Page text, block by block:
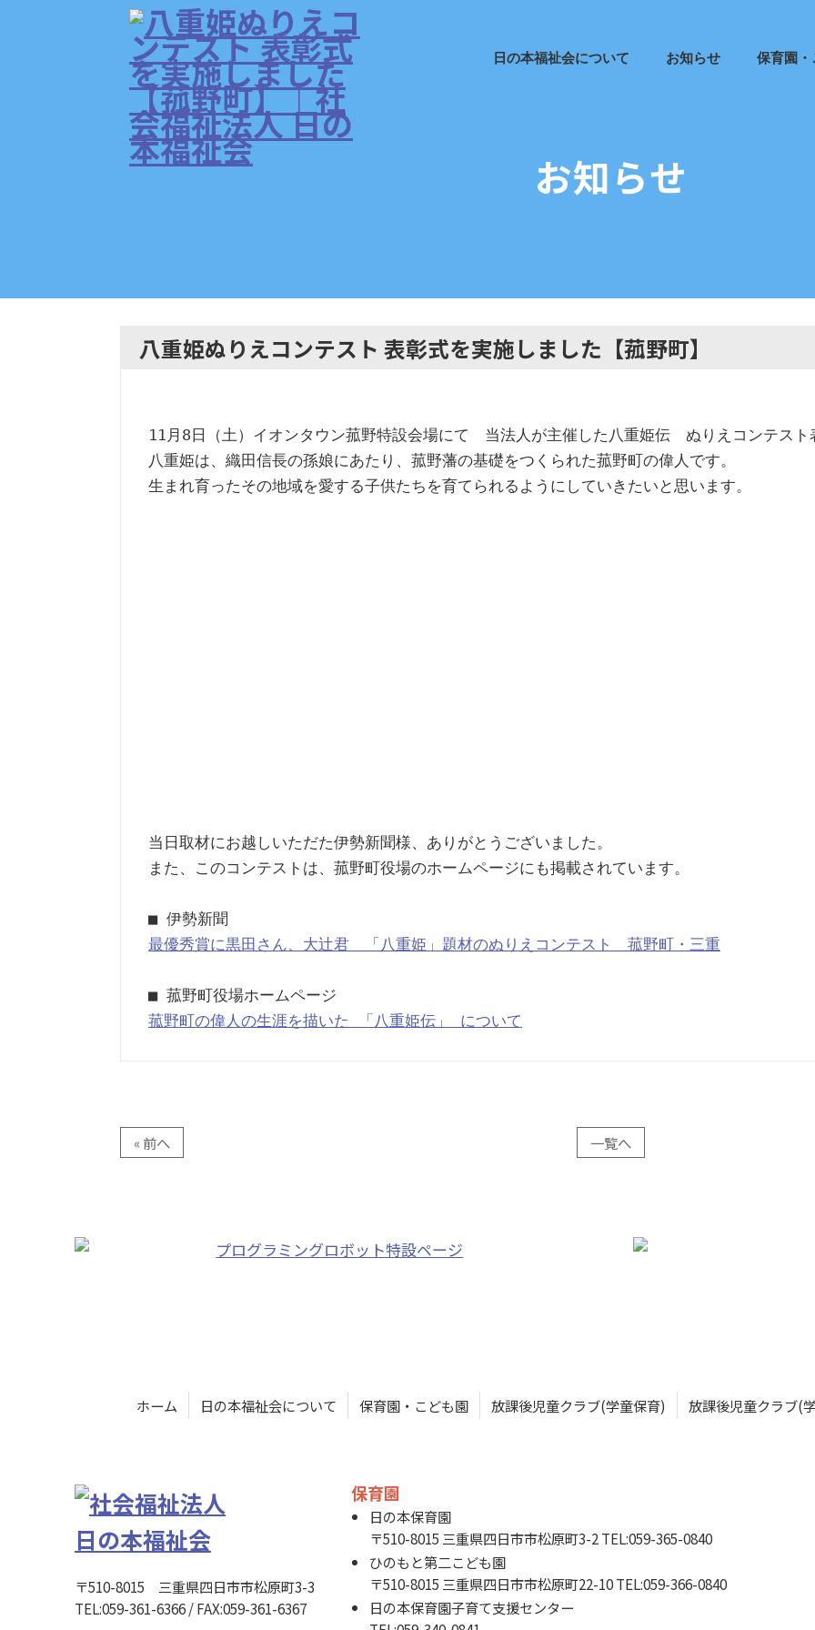
日の本福祉会について お知らせ 保育園・
お知らせ
八重姫ぬりえコンテスト 表彰式を実施しました【菰野町】
11月8日（土）イオンタウン菰野特設会場にて　当法人が主催した八重姫伝　ぬりえコンテス
八重姫は、織田信長の孫娘にあたり、菰野藩の基礎をつくられた菰野町の偉人です。
生まれ育ったその地域を愛する子供たちを育てられるようにしていきたいと思います。
当日取材にお越しいただた伊勢新聞様、ありがとうございました。
また、このコンテストは、菰野町役場のホームページにも掲載されています。
最優秀賞に黒田さん、大辻君　「八重姫」題材のぬりえコンテスト　菰野町・三重
菰野町の偉人の生涯を描いた 「八重姫伝」 について
« 前へ 一覧へ
ホーム 日の本福祉会について 保育園・こども園 放課後児童クラブ(学童保育) 放課後児童クラブ(
〒510-8015 三重県四日市市松原町3-3
TEL:059-361-6366 / FAX:059-361-6367
保育園
日の本保育園
〒510-8015 三重県四日市市松原町3-2 TEL:059-365-0840
ひのもと第二こども園
〒510-8015 三重県四日市市松原町22-10 TEL:059-366-0840
日の本保育園子育て支援センター